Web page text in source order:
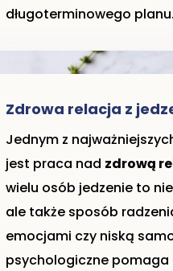
długoterminowego planu.
Zdrowa relacja z
Jednym z
jest praca nad zdrową
wielu osób jedzenie to
ale także sposób
emocjami czy niską
psychologiczne pomaga